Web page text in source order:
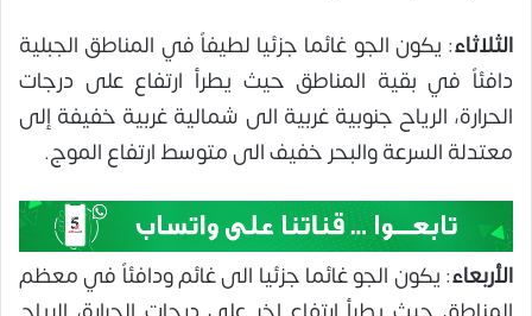
الثلاثاء: يكون الجو غائما جزئيا لطيفاً في المناطق الجبلية
دافئاً في بقية المناطق حيث يطرأ ارتفاع على درجات
الحرارة، الرياح جنوبية غربية الى شمالية غربية خفيفة إلى
معتدلة السرعة والبحر خفيف الى متوسط ارتفاع الموج.
الأربعاء: يكون الجو غائما جزئيا الى غائم ودافئاً في معظم